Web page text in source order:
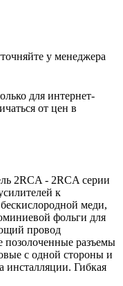
у менеджера
для интернет-
от цен в
2RCA - 2RCA серии
к
меди,
фольги для
провод
разъемы
с одной стороны и
инсталляции. Гибкая